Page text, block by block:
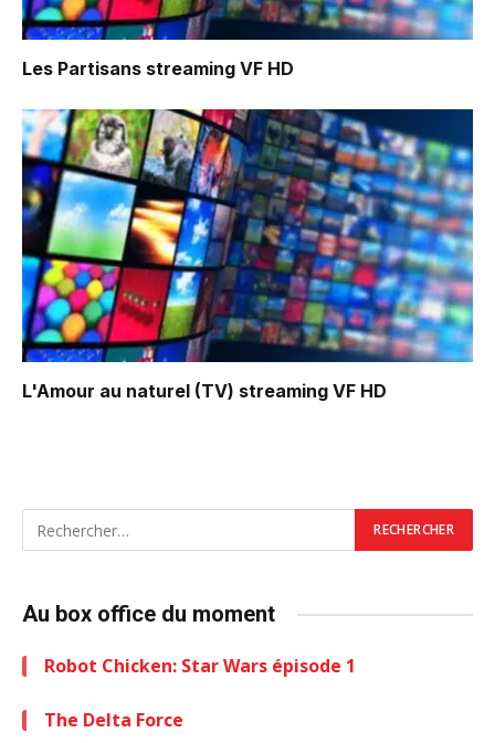
Les Partisans streaming VF HD
L'Amour au naturel (TV) streaming VF HD
Au box office du moment
Robot Chicken: Star Wars épisode 1
The Delta Force